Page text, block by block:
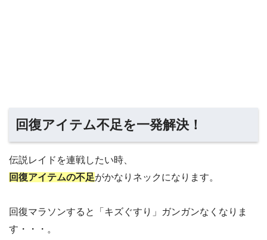
回復アイテム不足を一発解決！
伝説レイドを連戦したい時、
回復アイテムの不足がかなりネックになります。
回復マラソンすると「キズぐすり」ガンガンなくなりま
す・・・。